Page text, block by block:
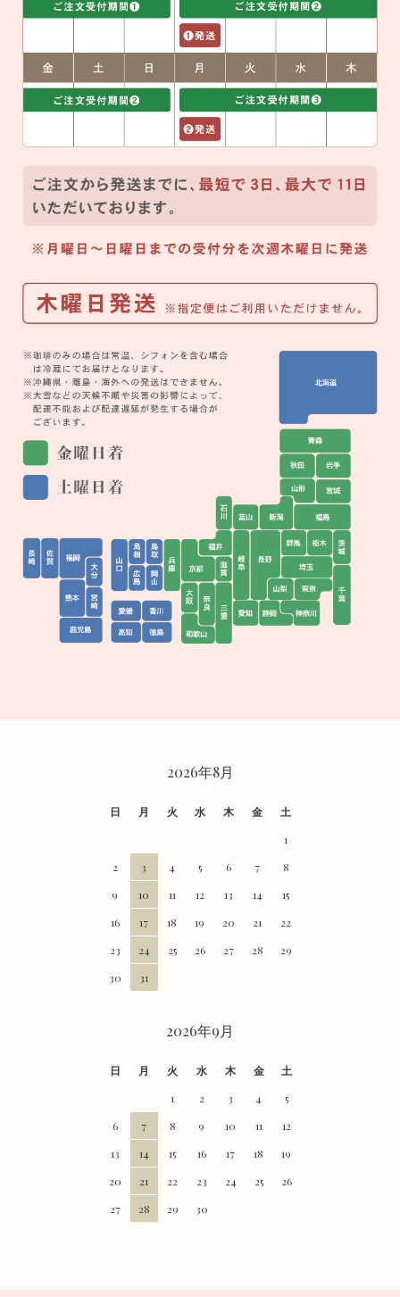
2026年8月
日 月 火 水 木 金
土
1
2
3 4 5 6 7
8
9
10 11 12 13 14
15
16
17 18 19 20 21
22
23
24 25 26 27 28
29
30
31
2026年9月
日 月 火 水 木 金
土
1
2 3 4
5
6
7 8 9 10 11
12
13
14 15 16 17 18
19
20
21 22 23 24 25
26
27
28 29 30